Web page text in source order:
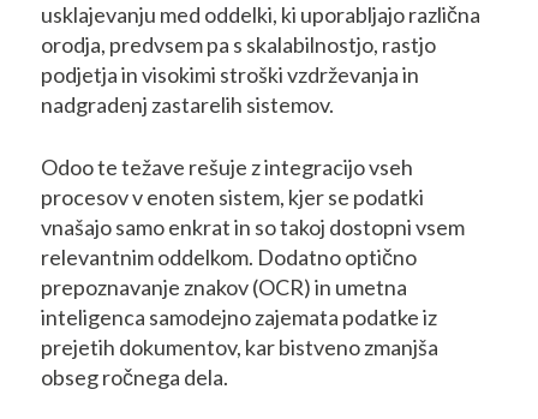
usklajevanju med oddelki, ki uporabljajo različna
orodja, predvsem pa s skalabilnostjo, rastjo
podjetja in visokimi stroški vzdrževanja in
nadgradenj zastarelih sistemov.
Odoo te težave rešuje z integracijo vseh
procesov v enoten sistem, kjer se podatki
vnašajo samo enkrat in so takoj dostopni vsem
relevantnim oddelkom. Dodatno optično
prepoznavanje znakov (OCR) in umetna
inteligenca samodejno zajemata podatke iz
prejetih dokumentov, kar bistveno zmanjša
obseg ročnega dela.